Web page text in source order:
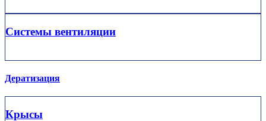
Системы вентиляции
Дератизация
Крысы